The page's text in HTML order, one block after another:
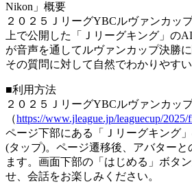
Nikon」概要
２０２５ＪリーグYBCルヴァンカッ
上で公開した「Ｊリーグキング」の
が音声を通してルヴァンカップ決勝
その質問に対して自然でわかりやす
■利用方法
２０２５ＪリーグYBCルヴァンカッ
（https://www.jleague.jp/leaguecup/2025/
ページ下部にある「Ｊリーグキング
(タップ)。ページ遷移後、アバター
ます。画面下部の「はじめる」ボタ
せ、会話をお楽しみください。